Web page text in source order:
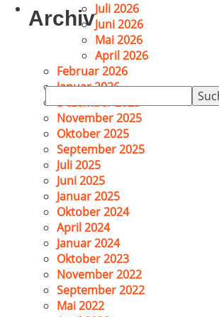
Suchen
nach:
ArchivJuli 2026
Juni 2026
Mai 2026
April 2026
Februar 2026
Januar 2026
Dezember 2025
November 2025
Oktober 2025
September 2025
Juli 2025
Juni 2025
Januar 2025
Oktober 2024
April 2024
Januar 2024
Oktober 2023
November 2022
September 2022
Mai 2022